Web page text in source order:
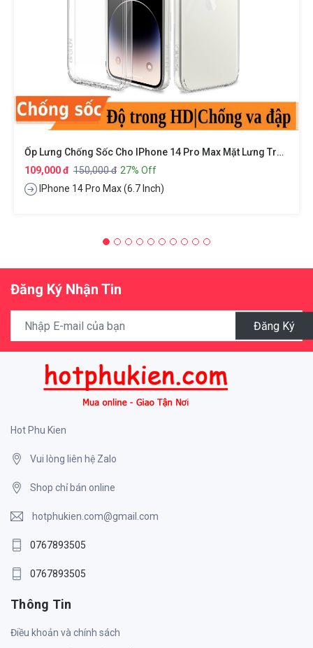
Ốp Lưng Chống Sốc Cho IPhone 14 Pro Max Mặt Lưng Trong Suốt Siêu Mỏng 0.8mm Hiệu X-Level Sparkling Series
109,000 đ 150,000 đ 27% Off
IPhone 14 Pro Max (6.7 Inch)
Đăng Ký Nhận Tin
Đăng Ký
Hot Phu Kien
Vui lòng liên hệ Zalo
Shop chỉ bán online
hotphukien.com@gmail.com
0767893505
0767893505
Thông Tin
Điều khoản và chính sách